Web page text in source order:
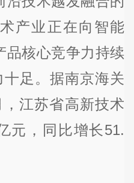
产业正在向智能
品核心竞争力持续
十足。据南京海关
江苏省高新技术
元，同比增长51.